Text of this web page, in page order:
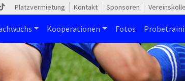
Platzvermietung Kontakt Sponsoren
Kooperationen Fotos